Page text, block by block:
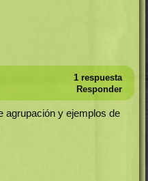
1 respuesta
Responder
agrupación y ejemplos de